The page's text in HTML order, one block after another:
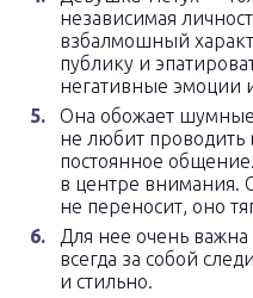
независимая
взбалмошный
публику и
негативные эмоции
Она обожает
не любит
постоянное
в центре внимания.
не переносит, оно
Для нее очень
всегда за собой
и стильно.